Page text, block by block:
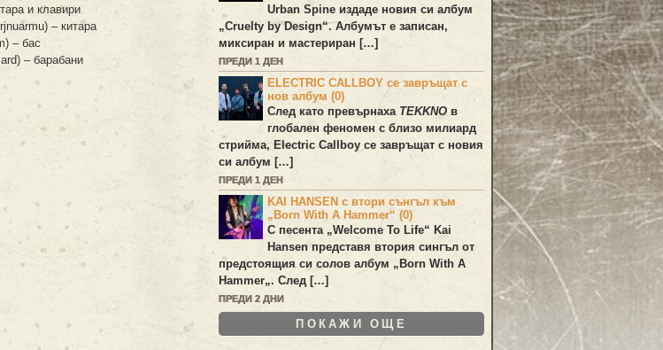
и клавири
– китара
– бас
– барабани
Urban Spine издаде новия си албум
„Cruelty by Design“. Албумът е записан,
миксиран и мастериран […]
ПРЕДИ 1 ДЕН
ELECTRIC CALLBOY се завръщат с
нов албум (0)
След като превърнаха TEKKNO в
глобален феномен с близо милиард
стрийма, Electric Callboy се завръщат с новия
си албум […]
ПРЕДИ 1 ДЕН
KAI HANSEN с втори сънгъл към
„Born With A Hammer“ (0)
С песента „Welcome To Life“ Kai
Hansen представя втория сингъл от
предстоящия си солов албум „ Born With A
Hammer„. След […]
ПРЕДИ 2 ДНИ
ПОКАЖИ ОЩЕ